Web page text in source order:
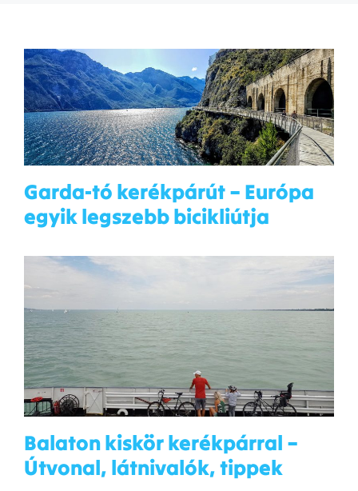
Garda-tó kerékpárút – Európa
egyik legszebb bicikliútja
Balaton kiskör kerékpárral –
Útvonal, látnivalók, tippek